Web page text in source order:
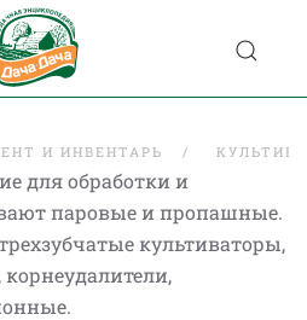
И ИНВЕНТАРЬ
для обработки и
паровые и пропашные.
культиваторы,